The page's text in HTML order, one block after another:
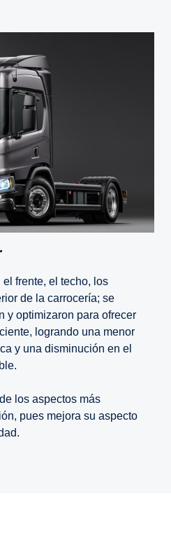
frente, el techo, los
de la carrocería; se
y optimizaron para ofrecer
logrando una menor
y una disminución en el
los aspectos más
pues mejora su aspecto